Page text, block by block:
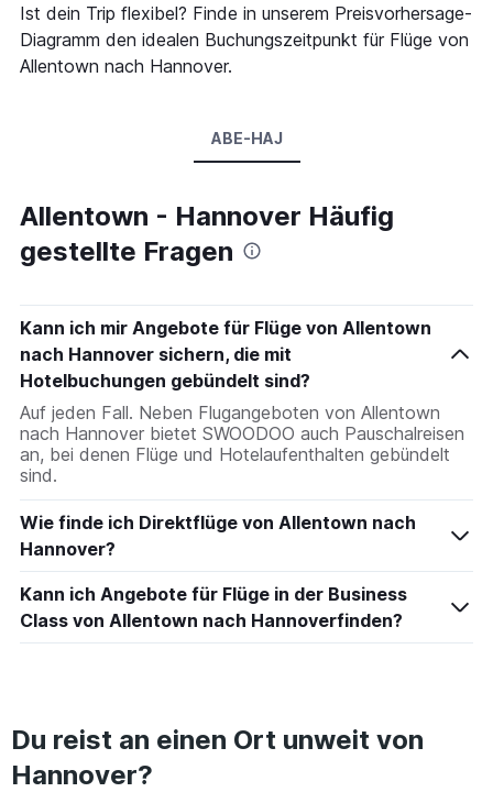
Ist dein Trip flexibel? Finde in unserem Preisvorhersage-
Diagramm den idealen Buchungszeitpunkt für Flüge von
Allentown nach Hannover.
ABE-HAJ
Allentown - Hannover Häufig
gestellte Fragen
Kann ich mir Angebote für Flüge von Allentown
nach Hannover sichern, die mit
Hotelbuchungen gebündelt sind?
Auf jeden Fall. Neben Flugangeboten von Allentown
nach Hannover bietet SWOODOO auch Pauschalreisen
an, bei denen Flüge und Hotelaufenthalten gebündelt
sind.
Wie finde ich Direktflüge von Allentown nach
Hannover?
Kann ich Angebote für Flüge in der Business
Class von Allentown nach Hannoverfinden?
Du reist an einen Ort unweit von
Hannover?